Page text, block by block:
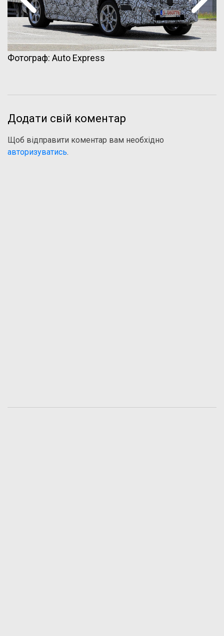
Фотограф: Auto Express
Додати свій коментар
Щоб відправити коментар вам необхідно
авторизуватись.